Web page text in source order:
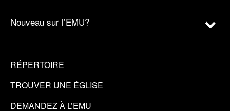
Nouveau sur l’EMU?
RÉPERTOIRE
TROUVER UNE ÉGLISE
DEMANDEZ À L’EMU